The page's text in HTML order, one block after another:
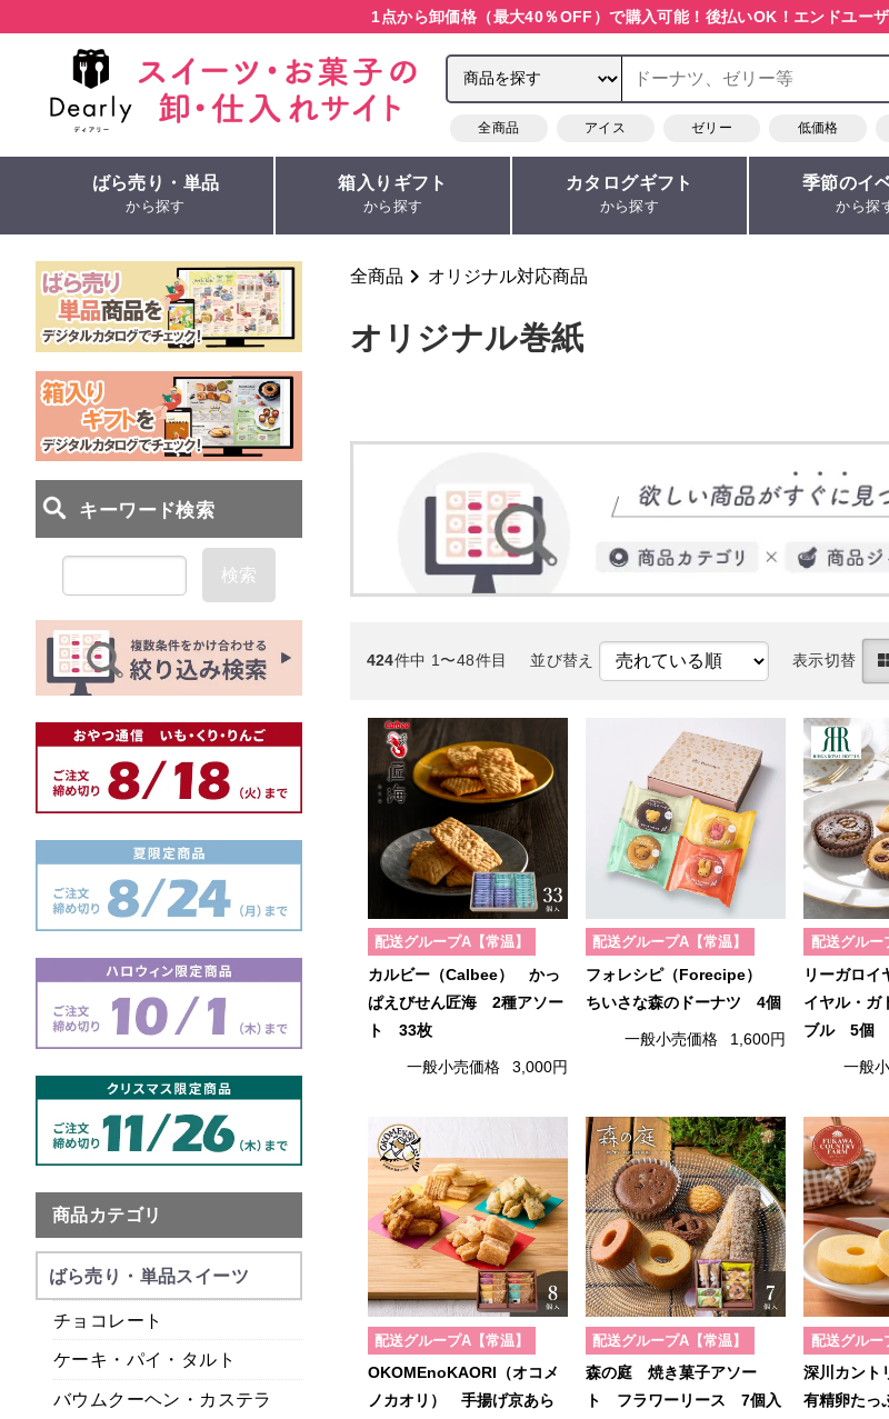
1点から卸価格（最大40％OFF）で購入可能！ 後払いOK！エンドユー
全商品 アイス ゼリー 低価格
ばら売り・単品
から探す
箱入りギフト
から探す
カタログギフト
から探す
季節のイ
から探
全商品 オリジナル対応商品
オリジナル巻紙
424件中 1〜48件目 並び替え 表示切替
配送グループA【常温】
カルビー（Calbee） かっ
ぱえびせん匠海 2種アソー
ト 33枚
一般小売価格 3,000円
配送グループA【常温】
フォレシピ（Forecipe）
ちいさな森のドーナツ 4個
一般小売価格 1,600円
配送グルー
リーガロ
イヤル・ガ
ブル 5個
一般
配送グループA【常温】
OKOMEnoKAORI（オコメ
ノカオリ） 手揚げ京あら
配送グループA【常温】
森の庭 焼き菓子アソー
ト フラワーリース 7個入
配送グルー
深川カント
有精卵たっ
検索
商品カテゴリ
ばら売り・単品スイーツ
チョコレート
ケーキ・パイ・タルト
バウムクーヘン・カステラ